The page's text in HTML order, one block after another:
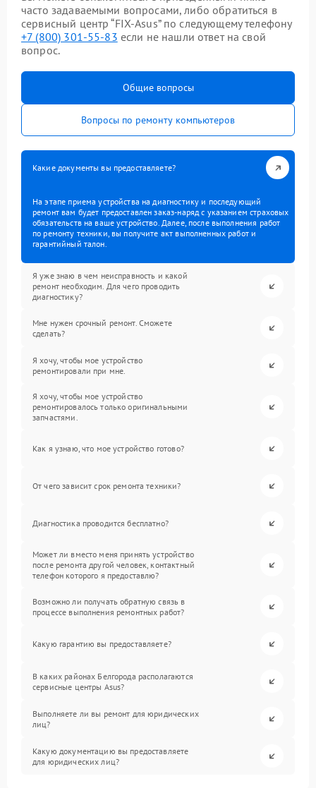
часто задаваемыми вопросами, либо обратиться в
сервисный центр “FIX-Asus” по следующему телефону
+7 (800) 301-55-83 если не нашли ответ на свой
вопрос.
Общие вопросы
Вопросы по ремонту компьютеров
Какие документы вы предоставляете?
На этапе приема устройства на диагностику и последующий
ремонт вам будет предоставлен заказ-наряд с указанием страховых
обязательств на ваше устройство. Далее, после выполнения работ
по ремонту техники, вы получите акт выполненных работ и
гарантийный талон.
Я уже знаю в чем неисправность и какой
ремонт необходим. Для чего проводить
диагностику?
Мне нужен срочный ремонт. Сможете
сделать?
Я хочу, чтобы мое устройство
ремонтировали при мне.
Я хочу, чтобы мое устройство
ремонтировалось только оригинальными
запчастями.
Как я узнаю, что мое устройство готово?
От чего зависит срок ремонта техники?
Диагностика проводится бесплатно?
Может ли вместо меня принять устройство
после ремонта другой человек, контактный
телефон которого я предоставлю?
Возможно ли получать обратную связь в
процессе выполнения ремонтных работ?
Какую гарантию вы предоставляете?
В каких районах Белгорода располагаются
сервисные центры Asus?
Выполняете ли вы ремонт для юридических
лиц?
Какую документацию вы предоставляете
для юридических лиц?